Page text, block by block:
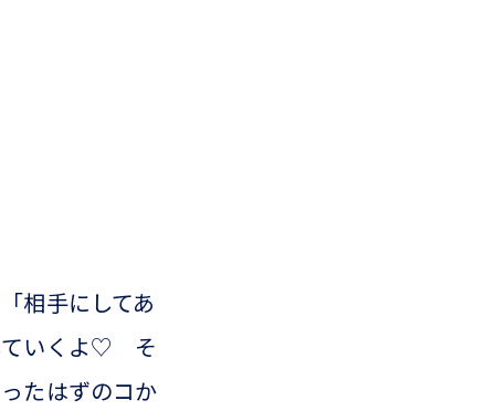
相手にしてあ
ていくよ♡ そ
たはずのコか